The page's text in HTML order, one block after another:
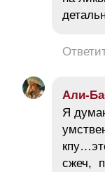
Али-
Я
сжеч,